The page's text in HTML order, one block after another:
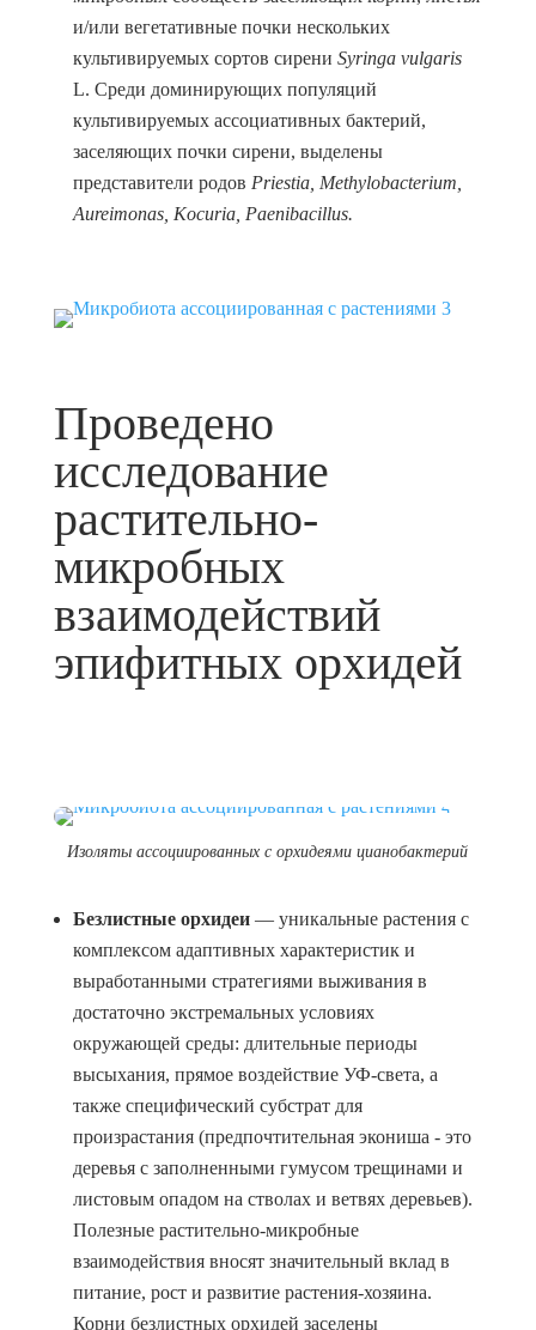
и/или вегетативные почки нескольких
культивируемых сортов сирени Syringa vulgaris
L. Среди доминирующих популяций
культивируемых ассоциативных бактерий,
заселяющих почки сирени, выделены
представители родов Priestia, Methylobacterium
Aureimonas, Kocuria, Paenibacillus.
Проведено
исследование
растительно-
микробных
взаимодействий
эпифитных орхидей
Изоляты ассоциированных с орхидеями цианобактерий
Безлистные орхидеи — уникальные растения с
комплексом адаптивных характеристик и
выработанными стратегиями выживания в
достаточно экстремальных условиях
окружающей среды: длительные периоды
высыхания, прямое воздействие УФ-света, а
также специфический субстрат для
произрастания (предпочтительная экониша - это
деревья с заполненными гумусом трещинами и
листовым опадом на стволах и ветвях деревьев).
Полезные растительно-микробные
взаимодействия вносят значительный вклад в
питание, рост и развитие растения-хозяина.
Корни безлистных орхидей заселены